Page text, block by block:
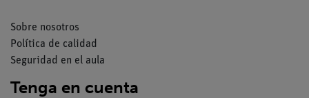
Sobre nosotros
Política de calidad
Seguridad en el aula
Tenga en cuenta